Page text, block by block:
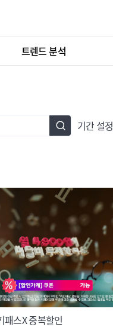
트렌드 분석
기간 설정
패스X 중복할인